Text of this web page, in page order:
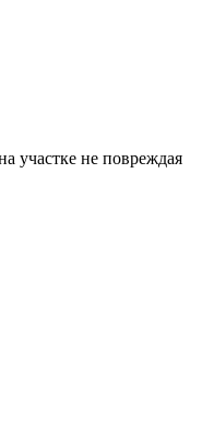
участке не повреждая